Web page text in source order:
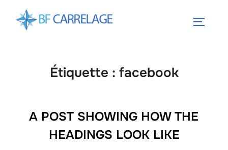
Étiquette : facebook
A POST SHOWING HOW THE
HEADINGS LOOK LIKE